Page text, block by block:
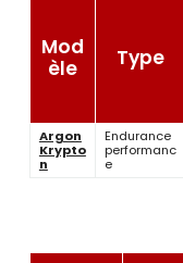
Mod
èle
Type
Argon
Krypto
n
Endurance
performanc
e